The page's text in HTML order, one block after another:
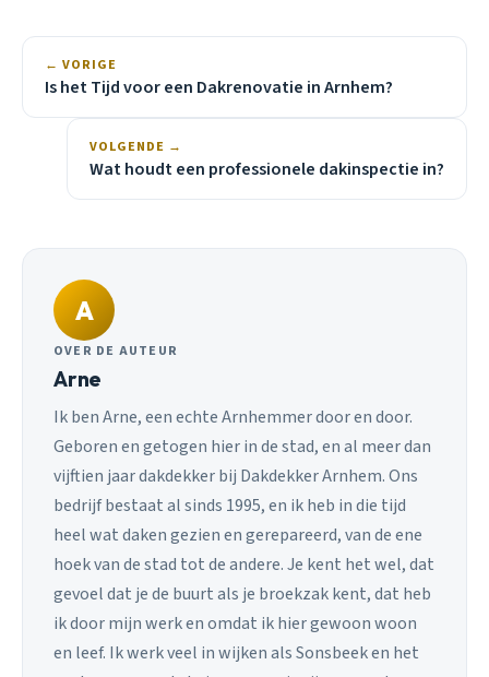
← VORIGE
Is het Tijd voor een Dakrenovatie in Arnhem?
VOLGENDE →
Wat houdt een professionele dakinspectie in?
A
OVER DE AUTEUR
Arne
Ik ben Arne, een echte Arnhemmer door en door.
Geboren en getogen hier in de stad, en al meer dan
vijftien jaar dakdekker bij Dakdekker Arnhem. Ons
bedrijf bestaat al sinds 1995, en ik heb in die tijd
heel wat daken gezien en gerepareerd, van de ene
hoek van de stad tot de andere. Je kent het wel, dat
gevoel dat je de buurt als je broekzak kent, dat heb
ik door mijn werk en omdat ik hier gewoon woon
en leef. Ik werk veel in wijken als Sonsbeek en het